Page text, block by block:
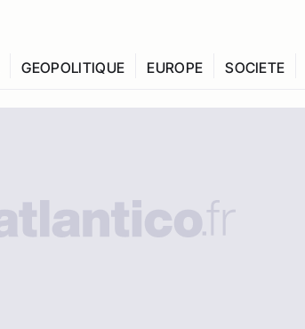
GEOPOLITIQUE EUROPE SOCIETE